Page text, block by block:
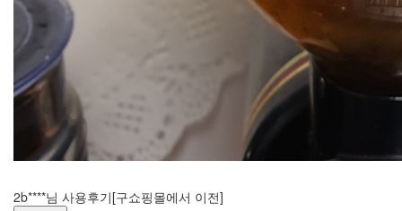
2b****님 사용후기[구쇼핑몰에서 이전]